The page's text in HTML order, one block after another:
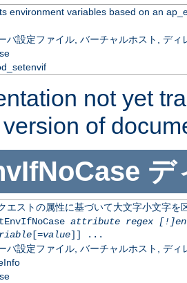
environment variables based on an
バ設定ファイル, バーチャルホスト, ディ
not yet
of
デ
エストの属性に基づいて大文字小文字を
attribute regex
[=value]] ...
バ設定ファイル, バーチャルホスト, ディ